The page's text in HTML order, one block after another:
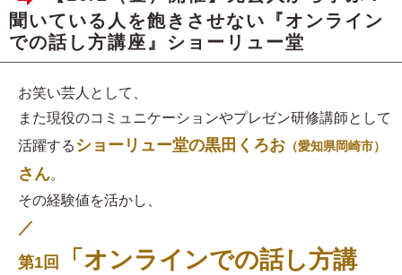
聞いている人を飽きさせない『オンライン
での話し方講座』ショーリュー堂
お笑い芸人として、
また現役のコミュニケーションやプレゼン研修講師として
活躍するショーリュー堂の黒田くろお （愛知県岡崎市）
さん。
その経験値を活かし、
／
第1回
「オンラインでの話し方講